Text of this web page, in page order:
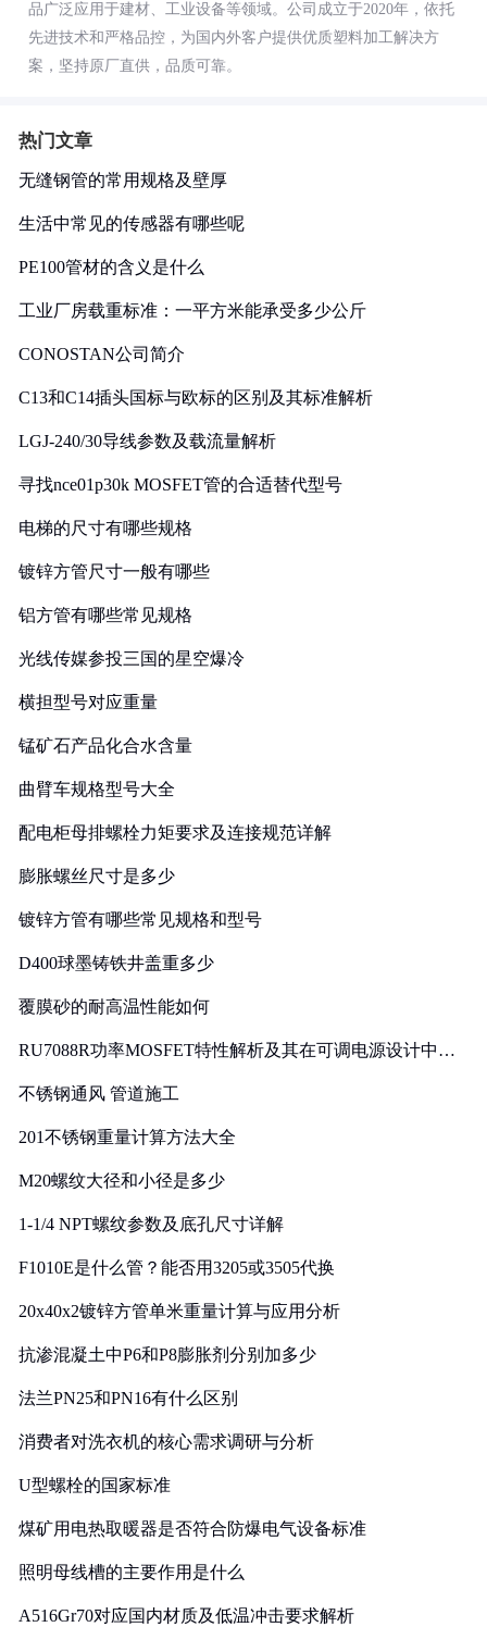
品广泛应用于建材、工业设备等领域。公司成立于2020年，依托
先进技术和严格品控，为国内外客户提供优质塑料加工解决方
案，坚持原厂直供，品质可靠。
热门文章
无缝钢管的常用规格及壁厚
生活中常见的传感器有哪些呢
PE100管材的含义是什么
工业厂房载重标准：一平方米能承受多少公斤
CONOSTAN公司简介
C13和C14插头国标与欧标的区别及其标准解析
LGJ-240/30导线参数及载流量解析
寻找nce01p30k MOSFET管的合适替代型号
电梯的尺寸有哪些规格
镀锌方管尺寸一般有哪些
铝方管有哪些常见规格
光线传媒参投三国的星空爆冷
横担型号对应重量
锰矿石产品化合水含量
曲臂车规格型号大全
配电柜母排螺栓力矩要求及连接规范详解
膨胀螺丝尺寸是多少
镀锌方管有哪些常见规格和型号
D400球墨铸铁井盖重多少
覆膜砂的耐高温性能如何
RU7088R功率MOSFET特性解析及其在可调电源设计中的
不锈钢通风 管道施工
201不锈钢重量计算方法大全
M20螺纹大径和小径是多少
1-1/4 NPT螺纹参数及底孔尺寸详解
F1010E是什么管？能否用3205或3505代换
20x40x2镀锌方管单米重量计算与应用分析
抗渗混凝土中P6和P8膨胀剂分别加多少
法兰PN25和PN16有什么区别
消费者对洗衣机的核心需求调研与分析
U型螺栓的国家标准
煤矿用电热取暖器是否符合防爆电气设备标准
照明母线槽的主要作用是什么
A516Gr70对应国内材质及低温冲击要求解析